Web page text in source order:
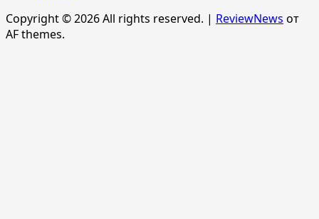
Copyright © 2026 All rights reserved. | ReviewNews от
AF themes.